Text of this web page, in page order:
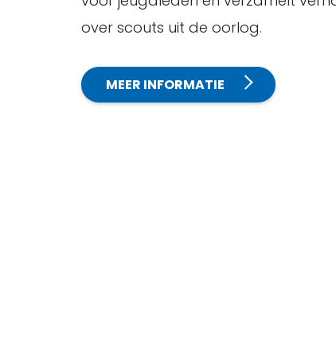
over scouts uit de oorlog.
MEER INFORMATIE